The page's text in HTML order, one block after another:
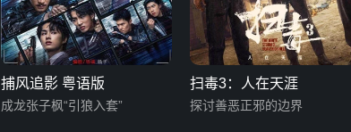
捕风追影 粤语版
成龙张子枫“引狼入套”
扫毒3：人在天涯
探讨善恶正邪的边界